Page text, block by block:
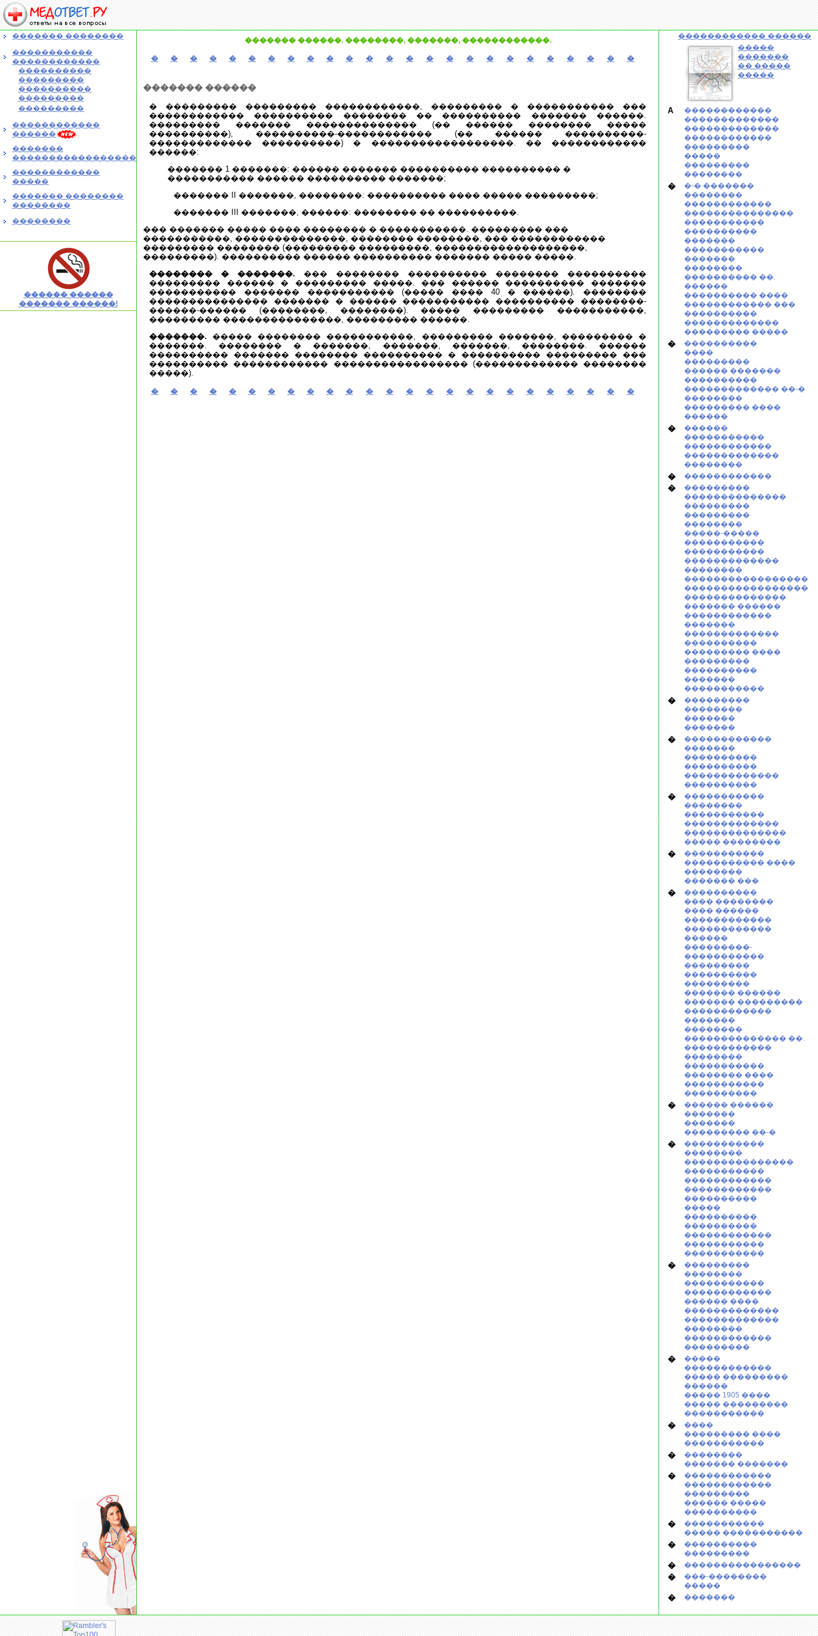
������� ��������
�����������
������������
����������
���������
����������
���������
���������
������������
������
�������
�����������������
������������
�����
������� ��������
��������
��������
������ ������
������� ������!
������� ������. ��������, �������, ������������.
� � � � � � � � � � � � � � � � � � � � � � � � �
������� ������
� ��������� ��������� ������������, ��������� � ����������� ���
������������ ���������� �������� �� ���������� ������� ������.
��������� ������� �������������� (�� ������ �������� �����
����������), ����������-������������ (�� ������ ����������-
������������� ����������) � ������������������. �� ������������
������:
������� 1 �������: ������ ������� ���������� ���������� �
����������� ������ ���������� �������;
������� II �������, ��������: ���������� ���� ����� ���������;
������� III �������, ������: �������� �� ����������.
��� ������� ����� ���� �������� � �����������. ��������� ���
�����������, ��������������, �������� ��������, ��� ������������
��������� �������� (��������� ���������, �������������������,
���������). ���������� ������ ���������� ������� ����� �����.
�������� � �������. ��� �������� ���������� �������� ����������
��������� ������ � ��������� �����. ��� ������ ���������� �������
����������� ������� ����������� (����� ���� 40 � ������). ��������
��������������� ������� � ������ ����������� ���������� ��������-
������-������ (��������, ��������). ����� ��������� �����������,
��������� ���������������, ��������� ������.
�������. ����� �������� �����������, ��������� �������, ��������� �
�������. �������� � �������, �������, �������, ��������. ������
���������� ������� �������� ���������� � ���������� ��������� ���
���������� ������������ ����������������� (������������� ��������
�����).
� � � � � � � � � � � � � � � � � � � � � � � � �
������������ ������
�����
�������
�� �����
�����
A
������������
�������������
�������������
������������
���������
�����
���������
��������
�
�-� �������
��������
������������
���������������
�����������
����������
�������
�����������
�������
��������
���������� ��.
������
���������� ����
������������ ���
����������
�������������
��������� �����
�
����������
����
���������
������ �������
����������
������������� ��-�
��������
��������� ����
������
�
������
�����������
������������
�������������
��������
� ������������
�
���������
��������������
���������
���������
��������
�����-�����
�����������
�����������
�������������
��������
�����������������
�����������������
��������������
������� ������
������������
�������
�������������
����������
��������� ����
���������
����������
�������
�����������
�
���������
��������
�������
�������
�
������������
�������
����������
����������
�������������
����������
�
�����������
��������
�����������
�������������
��������������
����� ��������
�
�����������
����������� ����
��������
������� ���
�
����������
���� ��������
���� ������
������������
������������
������
���������-
�����������
���������
����������
���������
������� ������
������� ���������
������������
�������
��������
�������������� ��.
������������
��������
�����������
�������� ����
�����������
����������
�
������ ������
�������
�������
��������� ��-�
�
�����������
��������
���������������
�����������
������������
������������
����������
�����
����������
����������
������������
�����������
�����������
�
���������
��������
�����������
������������
������ ����
�������������
�������������
��������
������������
���������
�
�����
������������
����� ���������
������
����� 1905 ����
����� ���������
�����������
�
����
��������� ����
�����������
�
��������
������� �������
�
������������
������������
���������
������ �����
����������
�
�����������
����� �����������
�
����������
���������
� ����������������
�
���-��������
�����
� �������